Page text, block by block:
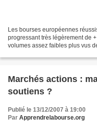
Les bourses européennes
progressant très légèrement de
volumes assez faibles plus vus
Marchés actions :
soutiens ?
Publié le 13/12/2007 à 19:00
Par Apprendrelabourse.org